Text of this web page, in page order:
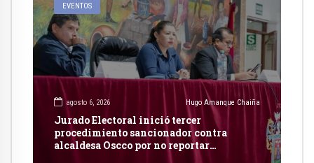
EVENTOS
agosto 6, 2026 Hugo Amanque Chaiña
Jurado Electoral inició tercer
procedimiento sancionador contra
alcaldesa Oscco por no reportar